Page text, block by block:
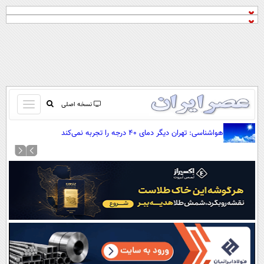
نسخه اصلی
باز
و
کردن
صفحه اول
آرشیو
نظرسنجی
آب و هوا
اوقات شرعی
سواد زندگی
هواشناسی: تهران دیگر دمای ۴۰ درجه را تجربه نمی‌کند